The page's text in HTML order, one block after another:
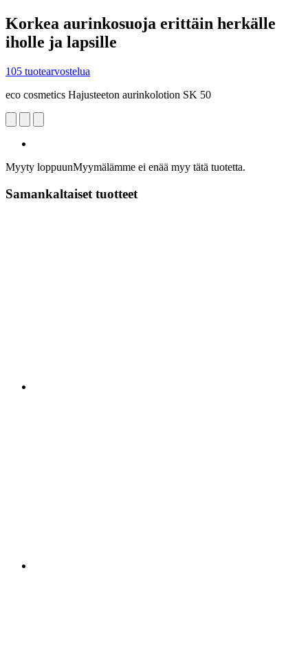
Korkea aurinkosuoja erittäin herkälle
iholle ja lapsille
105 tuotearvostelua
eco cosmetics Hajusteeton aurinkolotion SK 50
Myyty loppuunMyymälämme ei enää myy tätä tuotetta.
Samankaltaiset tuotteet